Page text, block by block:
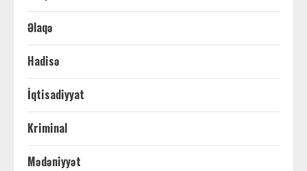
Əlaqə
Hadisə
İqtisadiyyat
Kriminal
Mədəniyyət